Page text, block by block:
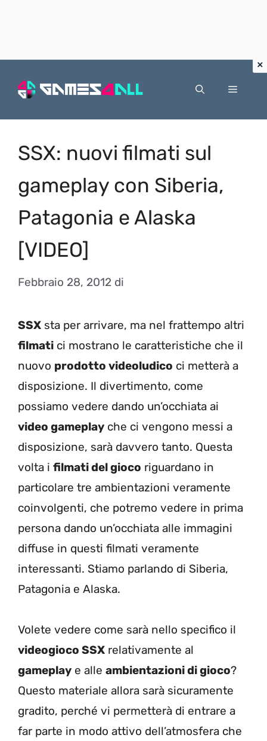
Menu
SSX: nuovi filmati sul
gameplay con Siberia,
Patagonia e Alaska
[VIDEO]
Febbraio 28, 2012 di
SSX sta per arrivare, ma nel frattempo altri
filmati ci mostrano le caratteristiche che il
nuovo prodotto videoludico ci metterà a
disposizione. Il divertimento, come
possiamo vedere dando un’occhiata ai
video gameplay che ci vengono messi a
disposizione, sarà davvero tanto. Questa
volta i filmati del gioco riguardano in
particolare tre ambientazioni veramente
coinvolgenti, che potremo vedere in prima
persona dando un’occhiata alle immagini
diffuse in questi filmati veramente
interessanti. Stiamo parlando di Siberia,
Patagonia e Alaska.
Volete vedere come sarà nello specifico il
videogioco SSX relativamente al
gameplay e alle ambientazioni di gioco?
Questo materiale allora sarà sicuramente
gradito, perché vi permetterà di entrare a
far parte in modo attivo dell’atmosfera che